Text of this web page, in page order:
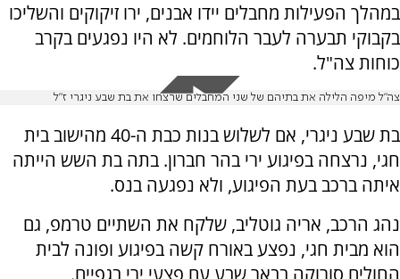
במהלך הפעילות מחבלים יידו אבנים, ירו זיקוקים והשליכו
בקבוקי תבערה לעבר הלוחמים. לא היו נפגעים בקרב
כוחות צה"ל.
צה"ל מיפה הלילה את בתיהם של שני המחבלים שרצחו את בת שבע ניגרי ז"ל
בת שבע ניגרי, אם לשלוש בנות כבת ה-40 מהישוב בית
חגי, נרצחה בפיגוע ירי בהר חברון. בתה בת השש הייתה
איתה ברכב בעת הפיגוע, ולא נפגעה בנס.
נהג הרכב, אריה גוטליב, שלקח את השתיים טרמפ, גם
הוא מבית חגי, נפצע באורח קשה בפיגוע ופונה לבית